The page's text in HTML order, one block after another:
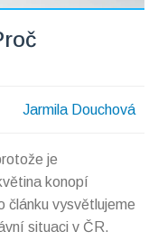
Jarmila Douchová
je
konopí
článku vysvětlujeme
situaci v ČR.